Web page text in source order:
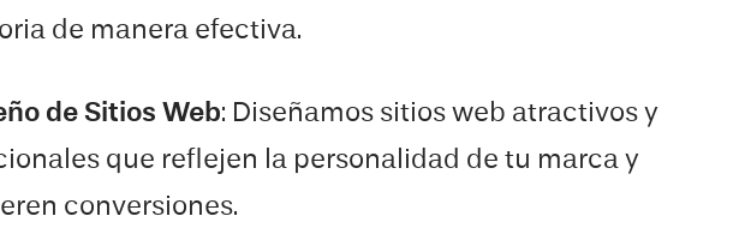
de manera efectiva.
de Sitios Web: Diseñamos sitios web atractivos y
que reflejen la personalidad de tu marca y
conversiones.